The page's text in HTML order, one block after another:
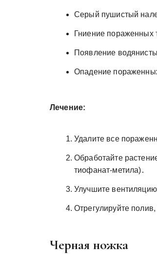
Серый пушистый
Гниение пораженных
Появление
Опадение
Лечение:
Удалите все
Обработайте
тиофанат-метила)․
Улучшите вентиляцию
Отрегулируйте
Черная ножка